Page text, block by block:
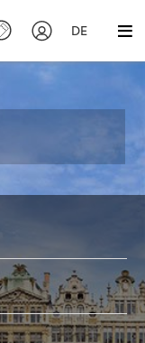
DE